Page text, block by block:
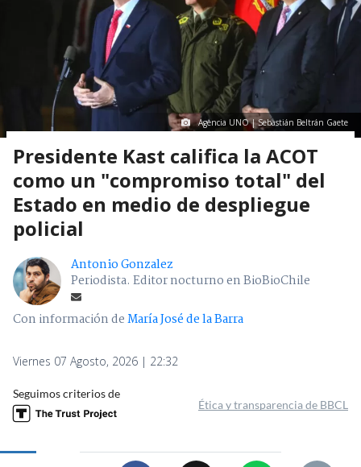
Agencia UNO | Sebastián Beltrán Gaete
Presidente Kast califica la ACOT
como un "compromiso total" del
Estado en medio de despliegue
policial
Antonio Gonzalez
Periodista. Editor nocturno en BioBioChile
Con información deMaría José de la Barra
Viernes 07 Agosto, 2026 | 22:32
Seguimos criterios de
Ética y transparencia de BBCL